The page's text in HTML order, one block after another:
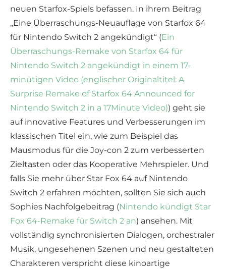
neuen Starfox-Spiels befassen. In ihrem Beitrag
„Eine Überraschungs-Neuauflage von Starfox 64
für Nintendo Switch 2 angekündigt“ (Ein
Überraschungs-Remake von Starfox 64 für
Nintendo Switch 2 angekündigt in einem 17-
minütigen Video (englischer Originaltitel: A
Surprise Remake of Starfox 64 Announced for
Nintendo Switch 2 in a 17Minute Video)) geht sie
auf innovative Features und Verbesserungen im
klassischen Titel ein, wie zum Beispiel das
Mausmodus für die Joy-con 2 zum verbesserten
Zieltasten oder das Kooperative Mehrspieler. Und
falls Sie mehr über Star Fox 64 auf Nintendo
Switch 2 erfahren möchten, sollten Sie sich auch
Sophies Nachfolgebeitrag (Nintendo kündigt Star
Fox 64-Remake für Switch 2 an) ansehen. Mit
vollständig synchronisierten Dialogen, orchestraler
Musik, ungesehenen Szenen und neu gestalteten
Charakteren verspricht diese kinoartige